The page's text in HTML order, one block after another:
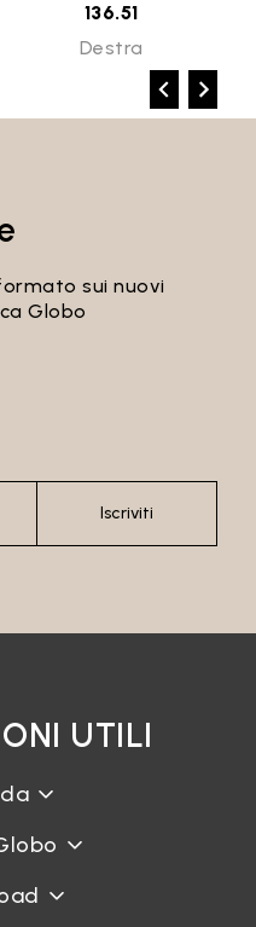
136.51
Destra
sui nuovi
Globo
Iscriviti
UTILI